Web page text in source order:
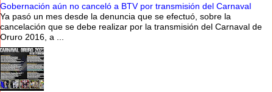
Gobernación aún no canceló a BTV por transmisión del Carnaval
Ya pasó un mes desde la denuncia que se efectuó, sobre la
cancelación que se debe realizar por la transmisión del Carnaval de
Oruro 2016, a ...